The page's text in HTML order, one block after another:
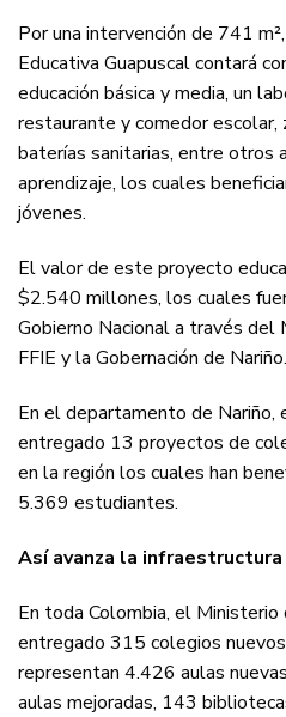
Por una intervención de 741
Educativa Guapuscal contará
educación básica y media, un
restaurante y comedor escolar,
baterías sanitarias, entre otros
aprendizaje, los cuales
jóvenes.
El valor de este proyecto
$2.540 millones, los cuales
Gobierno Nacional a través del
FFIE y la Gobernación de Nariño.
En el departamento de Nariño,
entregado 13 proyectos de
en la región los cuales han
5.369 estudiantes.
Así avanza la
En toda Colombia, el Ministerio
entregado 315 colegios
representan 4.426 aulas
aulas mejoradas, 143